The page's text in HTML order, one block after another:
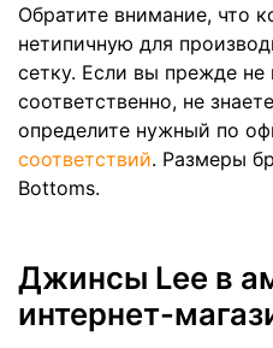
Обратите внимание, что
нетипичную для
сетку. Если вы прежде
соответственно, не
определите нужный по
соответствий. Размеры
Bottoms.
Джинсы Lee в
интернет-